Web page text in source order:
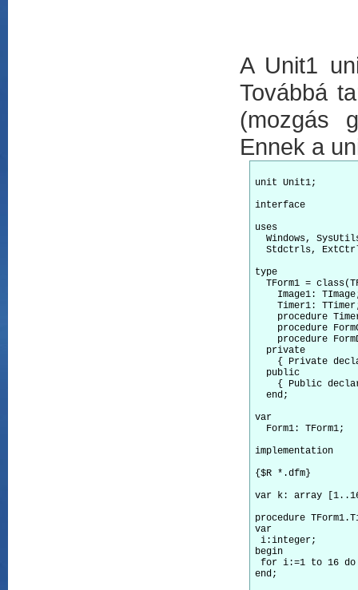
A Unit1
Továbbá
(mozgás
Ennek a
unit Unit1;
interface
uses
Windows,
Stdctrls,
type
TForm1 =
Image1:
Timer1:
procedure
procedure
procedure
  private
{ Private
  public
{ Public
  end;
var
  Form1: TForm1;
implementation
{$R *.dfm}
var k: array
procedure
var
i:integer;
begin
for i:=1 to 16
end;